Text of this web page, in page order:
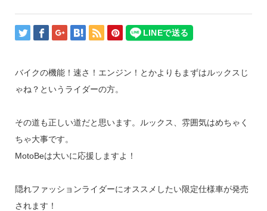
バイクの機能！速さ！エンジン！とかよりもまずはルックスじ
ゃね？というライダーの方。
その道も正しい道だと思います。ルックス、雰囲気はめちゃく
ちゃ大事です。
MotoBeは大いに応援しますよ！
隠れファッションライダーにオススメしたい限定仕様車が発売
されます！